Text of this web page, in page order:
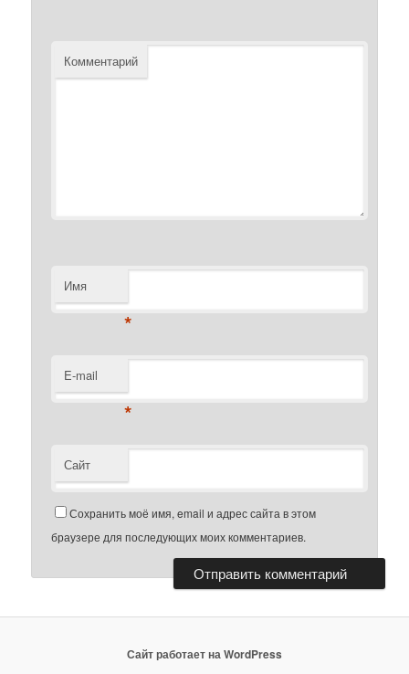
Комментарий
Имя
*
E-mail
*
Сайт
Сохранить моё имя, email и адрес сайта в этом
браузере для последующих моих комментариев.
Сайт работает на WordPress